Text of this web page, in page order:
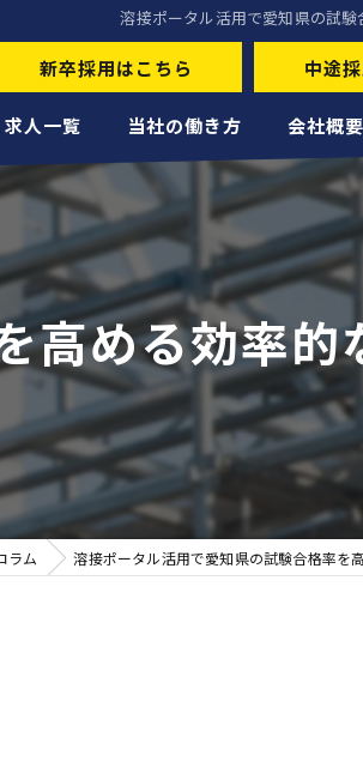
溶接ポータル活用で愛知県の試
新卒採用はこちら 中途
求人一覧 当社の働き方
未経験
経験者
正社員
高収入
転職
会社概要
高める効率的
ラム 溶接ポータル活用で愛知県の試験合格率を